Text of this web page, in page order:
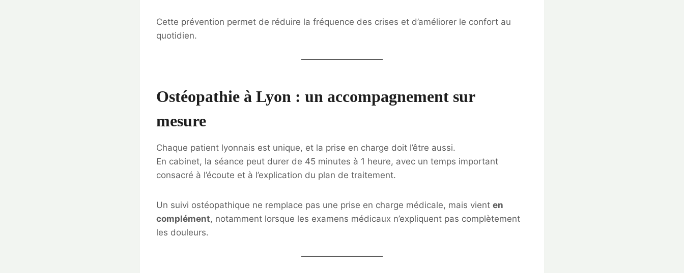
Cette prévention permet de réduire la fréquence des crises et d’améliorer le confort au
quotidien.
Ostéopathie à Lyon : un accompagnement sur
mesure
Chaque patient lyonnais est unique, et la prise en charge doit l’être aussi.
En cabinet, la séance peut durer de 45 minutes à 1 heure, avec un temps important
consacré à l’écoute et à l’explication du plan de traitement.
Un suivi ostéopathique ne remplace pas une prise en charge médicale, mais vient en
complément, notamment lorsque les examens médicaux n’expliquent pas complètement
les douleurs.